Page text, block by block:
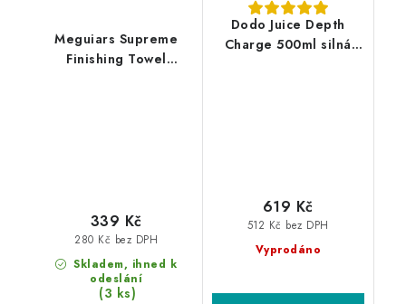
Meguiars Supreme
Finishing Towel
Skladem, ihned k
odeslání
(3 ks)
280 Kč bez DPH
339 Kč
Dodo Juice Depth
Charge 500ml silná
Vyprodáno
512 Kč bez DPH
619 Kč